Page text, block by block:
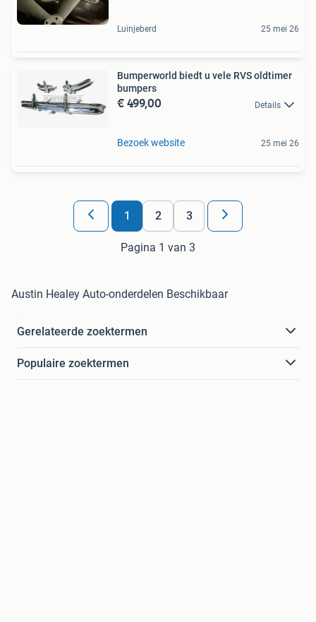
Luinjeberd 25 mei 26
Bumperworld biedt u vele RVS oldtimer
bumpers
€ 499,00 Details
Bezoek website 25 mei 26
1 2 3
Pagina 1 van 3
Austin Healey Auto-onderdelen Beschikbaar
Gerelateerde zoektermen
Populaire zoektermen